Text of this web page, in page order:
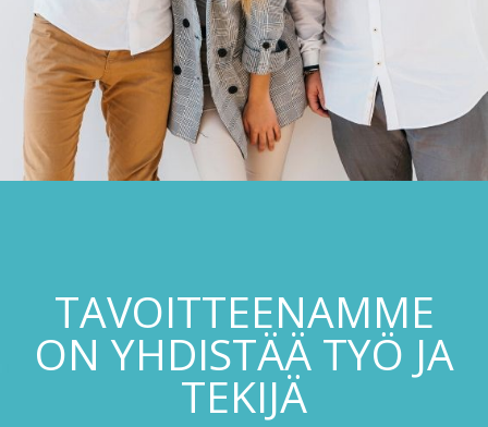
TAVOITTEENAMME
ON YHDISTÄÄ TYÖ JA
TEKIJÄ